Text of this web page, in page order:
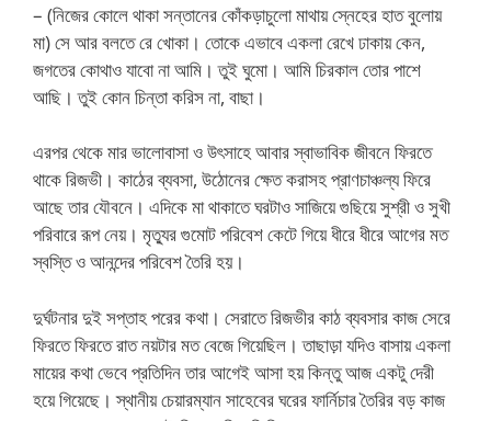
– (নিজের কোলে থাকা সন্তানের কোঁকড়াচুলো মাথায় স্নেহের হাত বুলোয়
মা) সে আর বলতে রে খোকা। তোকে এভাবে একলা রেখে ঢাকায় কেন,
জগতের কোথাও যাবো না আমি। তুই ঘুমো। আমি চিরকাল তোর পাশে
আছি। তুই কোন চিন্তা করিস না, বাছা।
এরপর থেকে মার ভালোবাসা ও উৎসাহে আবার স্বাভাবিক জীবনে ফিরতে
থাকে রিজভী। কাঠের ব্যবসা, উঠোনের ক্ষেত করাসহ প্রাণচাঞ্চল্য ফিরে
আছে তার যৌবনে। এদিকে মা থাকাতে ঘরটাও সাজিয়ে গুছিয়ে সুশ্রী ও সুখী
পরিবারে রূপ নেয়। মৃত্যুর গুমোট পরিবেশ কেটে গিয়ে ধীরে ধীরে আগের মত
স্বস্তি ও আনন্দের পরিবেশ তৈরি হয়।
দুর্ঘটনার দুই সপ্তাহ পরের কথা। সেরাতে রিজভীর কাঠ ব্যবসার কাজ সেরে
ফিরতে ফিরতে রাত নয়টার মত বেজে গিয়েছিল। তাছাড়া যদিও বাসায় একলা
মায়ের কথা ভেবে প্রতিদিন তার আগেই আসা হয় কিন্তু আজ একটু দেরী
হয়ে গিয়েছে। স্থানীয় চেয়ারম্যান সাহেবের ঘরের ফার্নিচার তৈরির বড় কাজ